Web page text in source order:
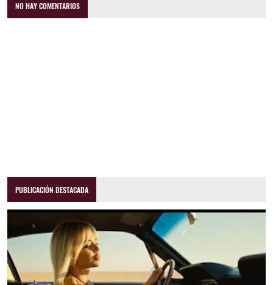
NO HAY COMENTARIOS
PUBLICACIÓN DESTACADA